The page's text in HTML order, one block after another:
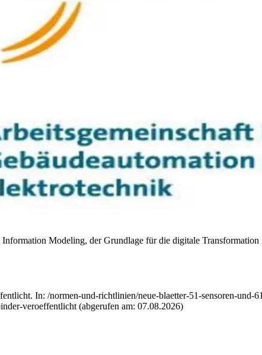
Modeling, der Grundlage für die digitale Transformation
In: /normen-und-richtlinien/neue-blaetter-51-sensoren-
veroeffentlicht (abgerufen am: 07.08.2026)